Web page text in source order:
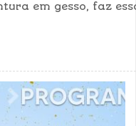
em gesso, faz